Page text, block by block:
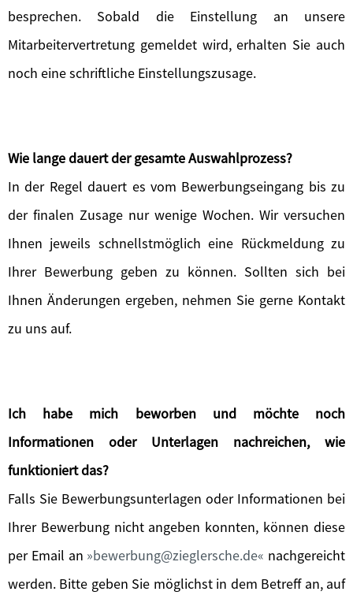
besprechen. Sobald die Einstellung an unsere
Mitarbeitervertretung gemeldet wird, erhalten Sie auch
noch eine schriftliche Einstellungszusage.
Wie lange dauert der gesamte Auswahlprozess?
In der Regel dauert es vom Bewerbungseingang bis zu
der finalen Zusage nur wenige Wochen. Wir versuchen
Ihnen jeweils schnellstmöglich eine Rückmeldung zu
Ihrer Bewerbung geben zu können. Sollten sich bei
Ihnen Änderungen ergeben, nehmen Sie gerne Kontakt
zu uns auf.
Ich habe mich beworben und möchte noch
Informationen oder Unterlagen nachreichen, wie
funktioniert das?
Falls Sie Bewerbungsunterlagen oder Informationen bei
Ihrer Bewerbung nicht angeben konnten, können diese
per Email an
bewerbung@zieglersche.de nachgereicht
werden. Bitte geben Sie möglichst in dem Betreff an, auf